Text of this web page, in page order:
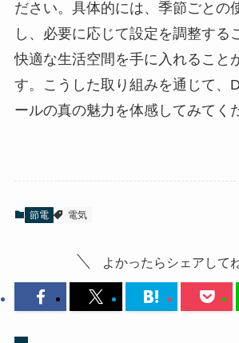
ださい。具体的には、季節ごとの
し、必要に応じて設定を調整する
快適な生活空間を手に入れること
す。こうした取り組みを通じて、
ールの真の魅力を体感してみてく
節電 電気
よかったらシェアして